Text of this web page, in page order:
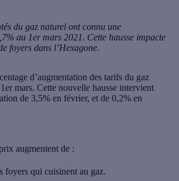
du gaz naturel ont connu une
au 1er mars 2021. Cette hausse impacte
foyers dans l’Hexagone.
d’augmentation des tarifs du gaz
mars. Cette nouvelle hausse intervient
de 3,5% en février, et de 0,2% en
augmentent de :
foyers qui cuisinent au gaz.